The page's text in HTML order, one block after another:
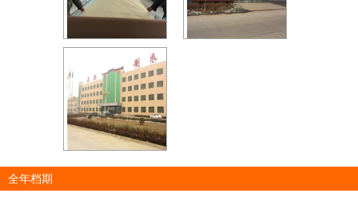
全年档期